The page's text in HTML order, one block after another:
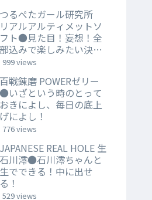
つるぺたガール研究所
リアルアルティメットソ
フト●見た目！妄想！全
部込みで楽しみたい決定
版。
999 views
百戦錬磨 POWERゼリー
●いざという時のとって
おきによし、毎日の底上
げによし！
776 views
JAPANESE REAL HOLE 生
石川澪●石川澪ちゃんと
生でできる！中に出せ
る！
529 views